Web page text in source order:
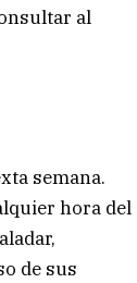
al
semana.
hora del
de sus